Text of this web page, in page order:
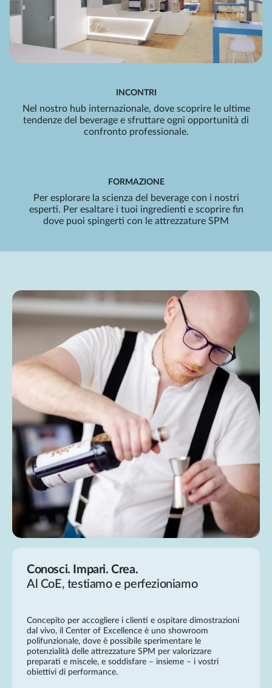
INCONTRI
Nel nostro hub internazionale, dove scoprire le ultime
tendenze del beverage e sfruttare ogni opportunità di
confronto professionale.
FORMAZIONE
Per esplorare la scienza del beverage con i nostri
esperti. Per esaltare i tuoi ingredienti e scoprire fin
dove puoi spingerti con le attrezzature SPM
Conosci. Impari. Crea.
Al CoE, testiamo e perfezioniamo
Concepito per accogliere i clienti e ospitare dimostrazioni
dal vivo, il Center of Excellence è uno showroom
polifunzionale, dove è possibile sperimentare le
potenzialità delle attrezzature SPM per valorizzare
preparati e miscele, e soddisfare – insieme – i vostri
obiettivi di performance.